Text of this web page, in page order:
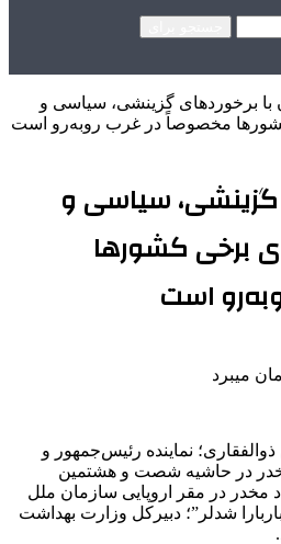
با برخوردهای گزینشی، سیاسی و
مخصوصاً در غرب روبه‌رو است
گزینشی، سیاسی و
برخی کشورها
است
نماینده رئیس‌جمهور و
در حاشیه شصت و هشتمین
مخدر در مقر اروپایی سازمان ملل
شدلر”؛ دبیرکل وزارت بهداشت